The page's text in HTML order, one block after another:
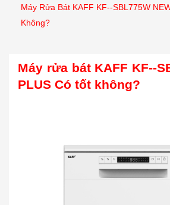
Máy Rửa Bát KAFF KF--SBL775W
Không?
Máy rửa bát KAFF KF--
PLUS Có tốt không?